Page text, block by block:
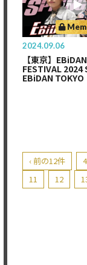
2024.09.06
【東京】
FESTIVAL 2024
EBiDAN TOKYO
‹ 前の12件 4
11
12